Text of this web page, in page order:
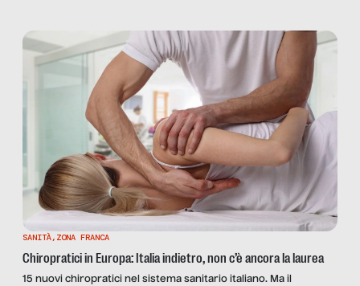
SANITÀ, ZONA FRANCA
Chiropratici in Europa: Italia indietro, non c’è ancora la laurea
15 nuovi chiropratici nel sistema sanitario italiano. Ma il